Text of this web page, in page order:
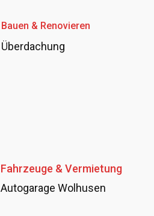
Bauen & Renovieren
Überdachung
Fahrzeuge & Vermietung
Autogarage Wolhusen